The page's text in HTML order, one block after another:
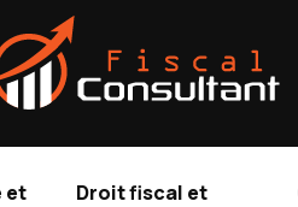
et
Droit fiscal et